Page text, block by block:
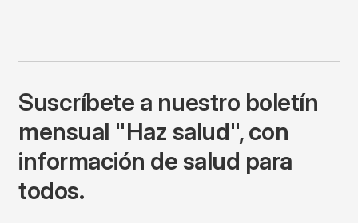
Suscríbete a nuestro boletín
mensual "Haz salud", con
información de salud para
todos.